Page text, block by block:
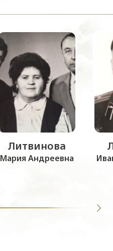
Литвинова
Мария Андреевна